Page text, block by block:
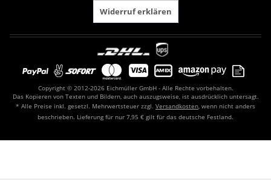
Widerruf erklären
Copyright © 2012-2026 Eichmüller GmbH - Alle Rechte vorbehalten.
Das Kopieren von Texten und Bildern, auch auszugsweise, ist ausdrücklich untersagt.
* Alle Preise inkl. gesetzl. Mehrwertsteuer zzgl. Versandkosten, wenn nicht anders
beschrieben. Lieferung für nur 7,95 € gilt für das deutsche Festland.